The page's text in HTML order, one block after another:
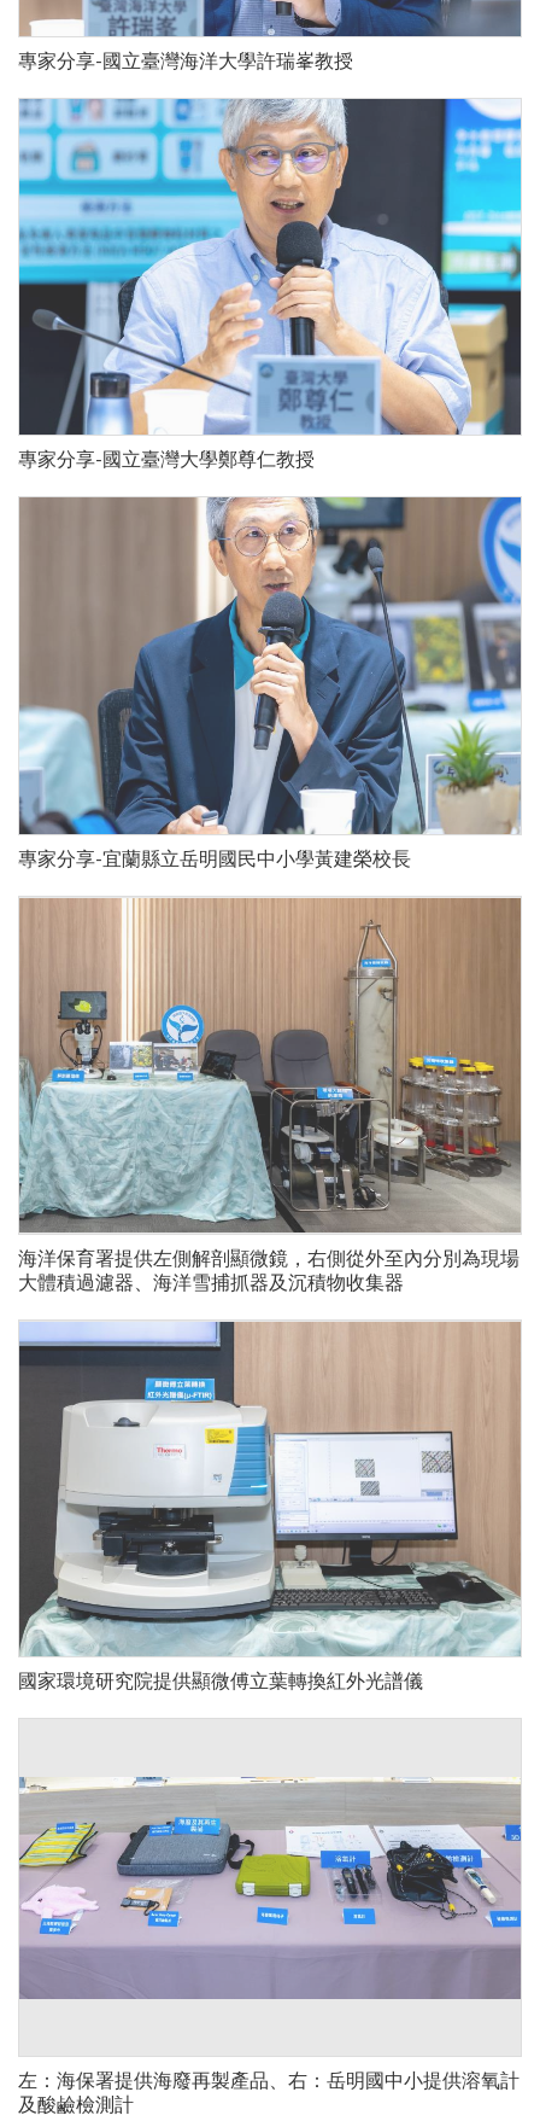
專家分享-國立臺灣海洋大學許瑞峯教授
專家分享-國立臺灣大學鄭尊仁教授
專家分享-宜蘭縣立岳明國民中小學黃建榮校長
海洋保育署提供左側解剖顯微鏡，右側從外至內分別為現場
大體積過濾器、海洋雪捕抓器及沉積物收集器
國家環境研究院提供顯微傅立葉轉換紅外光譜儀
左：海保署提供海廢再製產品、右：岳明國中小提供溶氧計
及酸鹼檢測計